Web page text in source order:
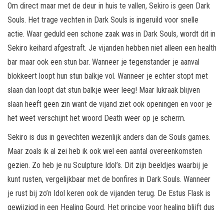
Om direct maar met de deur in huis te vallen, Sekiro is geen Dark
Souls. Het trage vechten in Dark Souls is ingeruild voor snelle
actie. Waar geduld een schone zaak was in Dark Souls, wordt dit in
Sekiro keihard afgestraft. Je vijanden hebben niet alleen een health
bar maar ook een stun bar. Wanneer je tegenstander je aanval
blokkeert loopt hun stun balkje vol. Wanneer je echter stopt met
slaan dan loopt dat stun balkje weer leeg! Maar lukraak blijven
slaan heeft geen zin want de vijand ziet ook openingen en voor je
het weet verschijnt het woord Death weer op je scherm.
Sekiro is dus in gevechten wezenlijk anders dan de Souls games.
Maar zoals ik al zei heb ik ook wel een aantal overeenkomsten
gezien. Zo heb je nu Sculpture Idol’s. Dit zijn beeldjes waarbij je
kunt rusten, vergelijkbaar met de bonfires in Dark Souls. Wanneer
je rust bij zo’n Idol keren ook de vijanden terug. De Estus Flask is
gewijzigd in een Healing Gourd. Het principe voor healing blijft dus